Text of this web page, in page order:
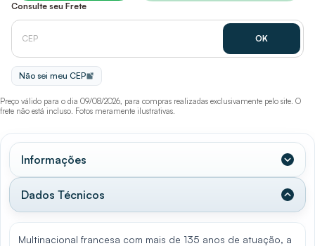
Consulte seu Frete
Não sei meu CEP
Preço válido para o dia 09/08/2026, para compras realizadas exclusivamente pelo site. O
frete não está incluso. Fotos meramente ilustrativas.
Informações
Dados Técnicos
Multinacional francesa com mais de 135 anos de atuação, a